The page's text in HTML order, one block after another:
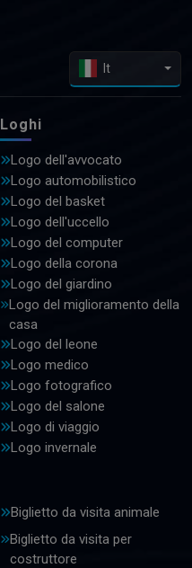
It
Loghi
Logo dell'avvocato
Logo automobilistico
Logo del basket
Logo dell'uccello
Logo del computer
Logo della corona
Logo del giardino
Logo del miglioramento della
casa
Logo del leone
Logo medico
Logo fotografico
Logo del salone
Logo di viaggio
Logo invernale
Biglietto da visita animale
Biglietto da visita per
costruttore